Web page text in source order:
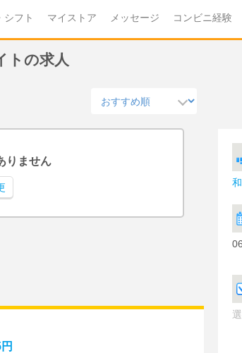
シフト マイストア メッセージ コンビニ経験
トの求人
りません